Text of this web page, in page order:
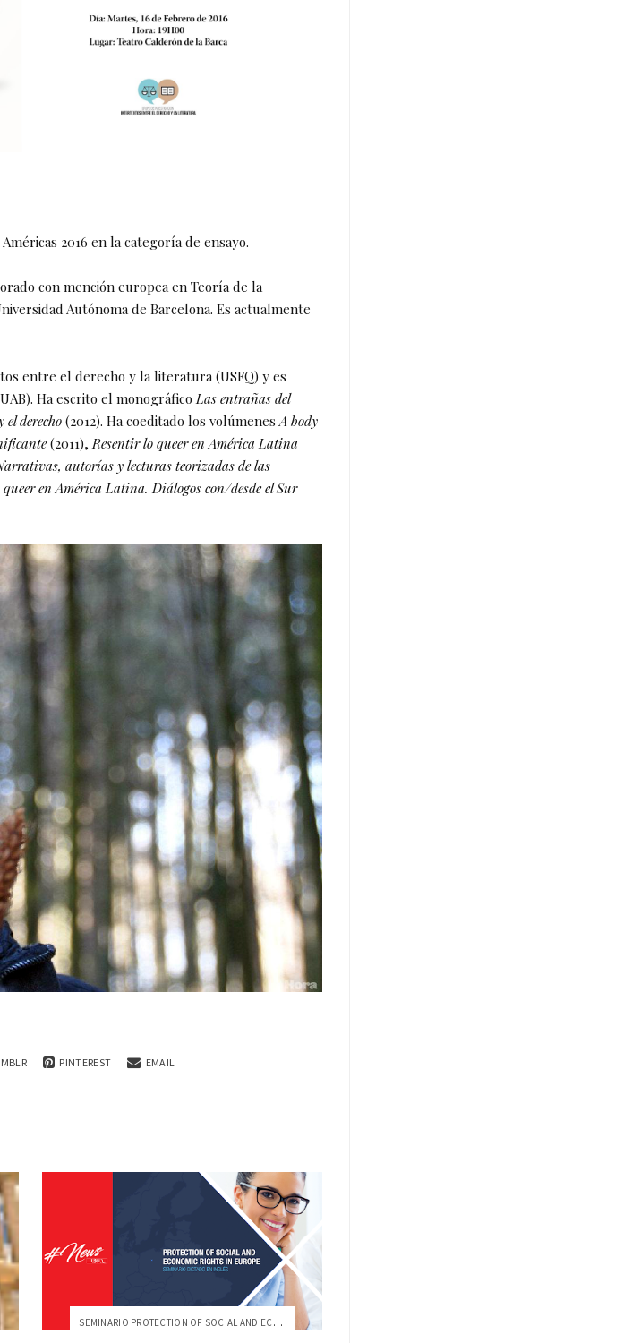
2016 en la categoría de ensayo.
con mención europea en Teoría de la
Autónoma de Barcelona. Es actualmente
entre el derecho y la literatura (USFQ) y es
Ha escrito el monográfico Las entrañas del
derecho (2012). Ha coeditado los volúmenes A body
(2011), Resentir lo queer en América Latina
autorías y lecturas teorizadas de las
en América Latina. Diálogos con/desde el Sur
PINTEREST EMAIL
SEMINARIO PROTECTION OF SOCIAL AND ECONO...